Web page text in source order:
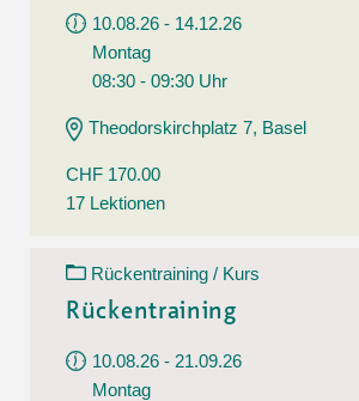
10.08.26 - 14.12.26
Montag
08:30 - 09:30 Uhr
Theodorskirchplatz 7, Basel
CHF 170.00
17 Lektionen
Rückentraining / Kurs
Rückentraining
10.08.26 - 21.09.26
Montag